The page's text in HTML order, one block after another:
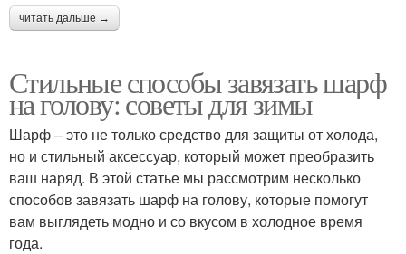
читать дальше →
Стильные способы завязать шарф
на голову: советы для зимы
Шарф – это не только средство для защиты от холода,
но и стильный аксессуар, который может преобразить
ваш наряд. В этой статье мы рассмотрим несколько
способов завязать шарф на голову, которые помогут
вам выглядеть модно и со вкусом в холодное время
года.